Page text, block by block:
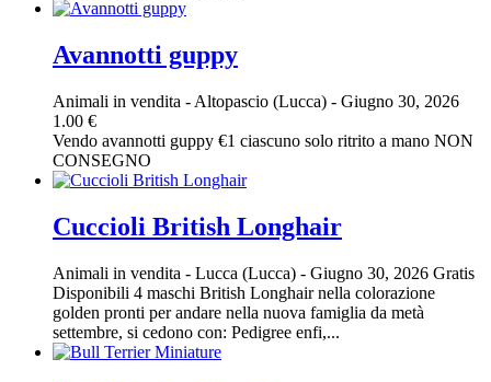
Avannotti guppy
Animali in vendita - Altopascio (Lucca) - Giugno 30, 2026
1.00 €
Vendo avannotti guppy €1 ciascuno solo ritrito a mano NON
CONSEGNO
Cuccioli British Longhair
Animali in vendita - Lucca (Lucca) - Giugno 30, 2026 Gratis
Disponibili 4 maschi British Longhair nella colorazione
golden pronti per andare nella nuova famiglia da metà
settembre, si cedono con: Pedigree enfi,...